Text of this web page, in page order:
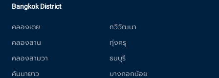
Bangkok District
คลองเตย
คลองสาน
คลองสามวา
คันนายาว
ทวีวัฒนา
ทุ่งครุ
ธนบุรี
บางกอกน้อย